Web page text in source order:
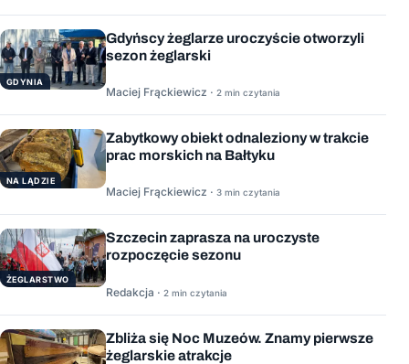
GDYNIA
Gdyńscy żeglarze uroczyście otworzyli
sezon żeglarski
Maciej Frąckiewicz · 2 min czytania
NA LĄDZIE
Zabytkowy obiekt odnaleziony w trakcie
prac morskich na Bałtyku
Maciej Frąckiewicz · 3 min czytania
ŻEGLARSTWO
Szczecin zaprasza na uroczyste
rozpoczęcie sezonu
Redakcja · 2 min czytania
Zbliża się Noc Muzeów. Znamy pierwsze
żeglarskie atrakcje